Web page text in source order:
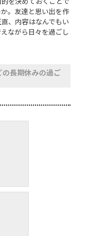
。友達と思い出を作
、内容はなんでもい
ながら日々を過ごし
の長期休みの過ご